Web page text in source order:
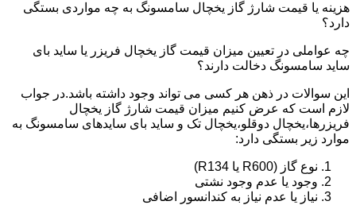
هزینه یا قیمت شارژ گاز یخچال سامسونگ به چه مواردی بستگی
دارد؟
چه عواملی در تعیین میزان قیمت گاز یخچال فریزر یا ساید بای
ساید سامسونگ دخالت دارند؟
این سوالات در ذهن هر کسی می تواند وجود داشته باشد.در جواب
لازم است که عرض کنیم میزان قیمت شارژ گاز یخچال
فریزرها،یخچال دوقلو،یخچال تک و ساید بای سایدهای سامسونگ به
موارد زیر بستگی دارد:
نوع گاز (R600 یا R134)
وجود یا عدم وجود نشتی
نیاز یا عدم نیاز به کندانسور اضافی